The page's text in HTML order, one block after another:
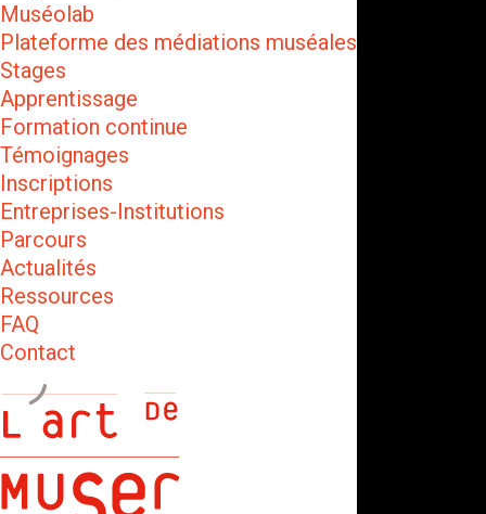
Muséolab
Plateforme des médiations muséales
Stages
Apprentissage
Formation continue
Témoignages
Inscriptions
Entreprises-Institutions
Parcours
Actualités
Ressources
FAQ
Contact